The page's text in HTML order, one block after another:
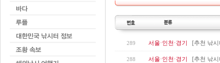
289 서울·인천·경기 [추천 낚
288 서울·인천·경기 [추천 낚